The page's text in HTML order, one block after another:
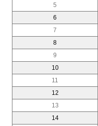
5
6
7
8
9
10
11
12
13
14